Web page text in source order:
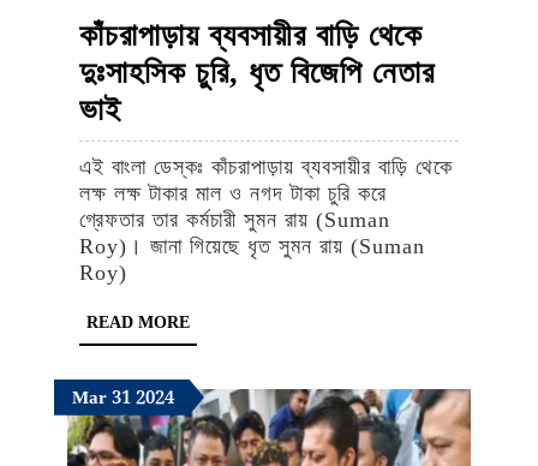
কাঁচরাপাড়ায় ব্যবসায়ীর বাড়ি থেকে
দুঃসাহসিক চুরি, ধৃত বিজেপি নেতার
ভাইকাঁচরাপাড়ায়
ব্যবসায়ীর
বাড়ি
থেকে
দুঃসাহসিক
চুরি,
ধৃত
নেতার
ভাই
এই বাংলা ডেস্কঃ কাঁচরাপাড়ায় ব্যবসায়ীর বাড়ি থেকে
লক্ষ লক্ষ টাকার মাল ও নগদ টাকা চুরি করে
গ্রেফতার তার কর্মচারী সুমন রায় (Suman
Roy)। জানা গিয়েছে ধৃত সুমন রায় (Suman
Roy)
READ MOREREAD
MORE
MarMarch
31,
2024
31March
31,
2024
2024March
31,
2024